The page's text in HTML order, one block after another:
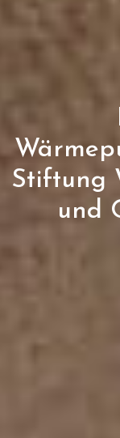
Stiftung
und